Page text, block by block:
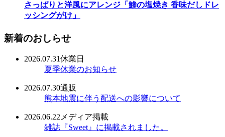
さっぱりと洋風にアレンジ「鯵の塩焼き 香味だしドレ
ッシングがけ」
新着のおしらせ
2026.07.31休業日
夏季休業のお知らせ
2026.07.30通販
熊本地震に伴う配送への影響について
2026.06.22 メディア掲載
雑誌『Sweet』に掲載されました。